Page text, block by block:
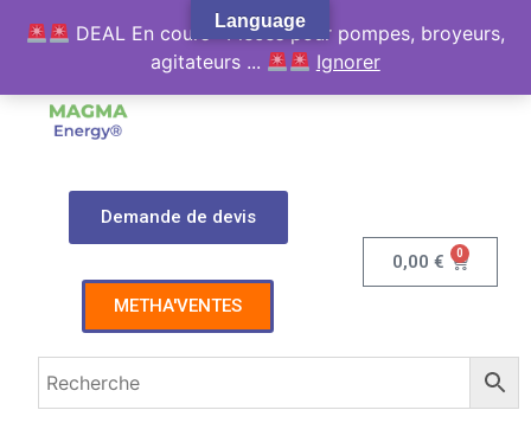
Demande de devis
METHA'VENTES
0,00€ 0
Language
DEAL En cours : Pièces pour pompes, broyeurs,
agitateurs ...
Ignorer